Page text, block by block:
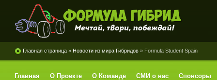
Формула Гибрид
Главная страница » Новости из мира Гибридов » Formula Student Spain
Главная О Проекте О Команде СМИ о нас Спонсоры